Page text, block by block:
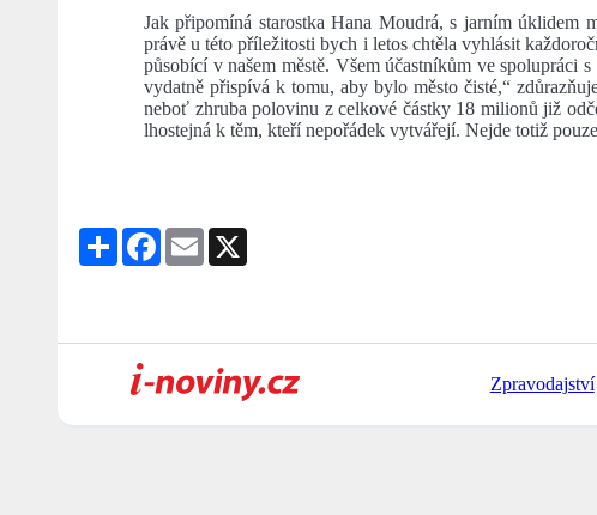
Jak připomíná starostka Hana Moudrá, s jarním úklidem
právě u této příležitosti bych i letos chtěla vyhlásit
působící v našem městě. Všem účastníkům ve
vydatně přispívá k tomu, aby bylo město čisté,“
neboť zhruba polovinu z celkové částky 18 milionů již
lhostejná k těm, kteří nepořádek vytvářejí. Nejde totiž
Share Facebook
Email
Zpravodajství